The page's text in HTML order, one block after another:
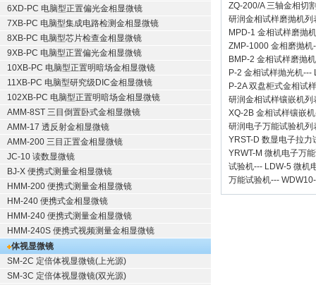
6XD-PC 电脑型正置偏光金相显微镜
7XB-PC 电脑型集成电路检测金相显微镜
8XB-PC 电脑型芯片检查金相显微镜
9XB-PC 电脑型正置偏光金相显微镜
10XB-PC 电脑型正置明暗场金相显微镜
11XB-PC 电脑型研究级DIC金相显微镜
102XB-PC 电脑型正置明暗场金相显微镜
AMM-8ST 三目倒置卧式金相显微镜
AMM-17 透反射金相显微镜
AMM-200 三目正置金相显微镜
JC-10 读数显微镜
BJ-X 便携式测量金相显微镜
HMM-200 便携式测量金相显微镜
HM-240 便携式金相显微镜
HMM-240 便携式测量金相显微镜
HMM-240S 便携式视频测量金相显微镜
体视显微镜
SM-2C 定倍体视显微镜(上光源)
SM-3C 定倍体视显微镜(双光源)
ZQ-200/A 三轴金相切
研润金相试样磨抛机列
MPD-1 金相试样磨抛机
ZMP-1000 金相磨抛机
BMP-2 金相试样磨抛机
P-2 金相试样抛光机---
P-2A 双盘柜式金相试
研润金相试样镶嵌机列
XQ-2B 金相试样镶嵌机
研润电子万能试验机列
YRST-D 数显电子拉力
YRWT-M 微机电子万
试验机--- LDW-5 微机
万能试验机---